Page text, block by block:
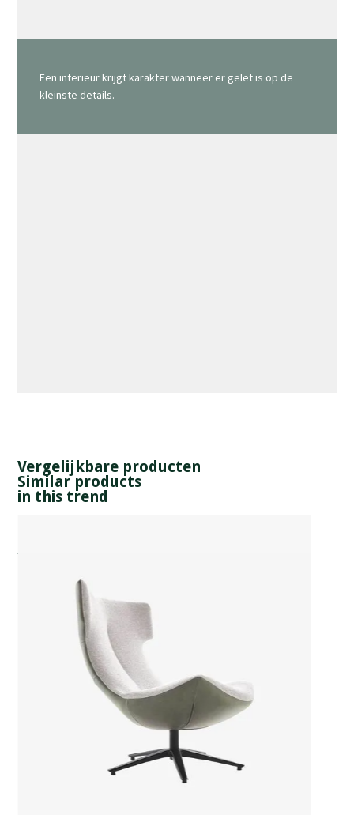
Een interieur krijgt karakter wanneer er gelet is op de
kleinste details.
Vergelijkbare producten
Similar products
in this trend